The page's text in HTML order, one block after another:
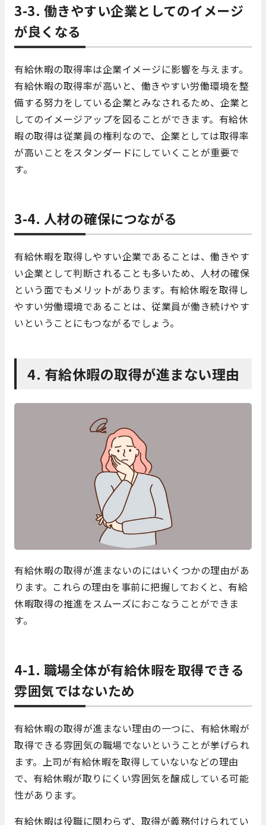
3-3. 働きやすい企業としてのイメージ
が良くなる
有給休暇の取得率は企業イメージに影響を与えます。
有給休暇の取得率が高いと、働きやすい労働環境を整
備する努力をしている企業とみなされるため、企業と
してのイメージアップを図ることができます。有給休
暇の取得は従業員の権利なので、企業としては取得率
が高いことをスタンダードにしていくことが重要で
す。
3-4. 人材の確保につながる
有給休暇を取得しやすい企業であることは、働きやす
い企業として判断されることも多いため、人材の確保
という面でもメリットがあります。有給休暇を取得し
やすい労働環境であることは、従業員が働き続けやす
いということにもつながるでしょう。
4. 有給休暇の取得が進まない理由
有給休暇の取得が進まないのにはいくつかの理由があ
ります。これらの理由を事前に把握しておくと、有給
休暇取得の推進をスムーズにおこなうことができま
す。
4-1. 職場全体が有給休暇を取得できる
雰囲気ではないため
有給休暇の取得が進まない理由の一つに、有給休暇が
取得できる雰囲気の職場でないということが挙げられ
ます。上司が有給休暇を取得していないなどの理由
で、有給休暇が取りにくい雰囲気を醸成している可能
性があります。
有給休暇は役職に関わらず、取得が義務付けられてい